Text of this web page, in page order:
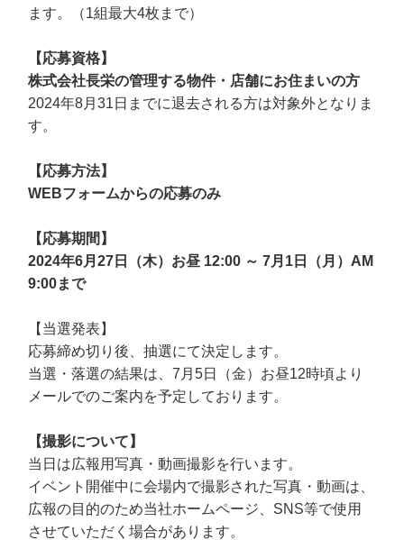
ます。（1組最大4枚まで）
【応募資格】
株式会社長栄の管理する物件・店舗にお住まいの方
2024年8月31日までに退去される方は対象外となりま
す。
【応募方法】
WEBフォームからの応募のみ
【応募期間】
2024年6月27日（木）お昼 12:00 ～ 7月1日（月）AM
9:00まで
【当選発表】
応募締め切り後、抽選にて決定します。
当選・落選の結果は、7月5日（金）お昼12時頃より
メールでのご案内を予定しております。
【撮影について】
当日は広報用写真・動画撮影を行います。
イベント開催中に会場内で撮影された写真・動画は、
広報の目的のため当社ホームページ、SNS等で使用
させていただく場合があります。